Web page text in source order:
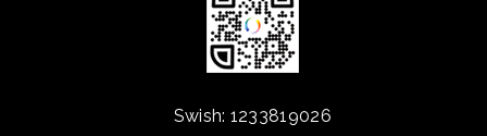
Swish: 1233819026